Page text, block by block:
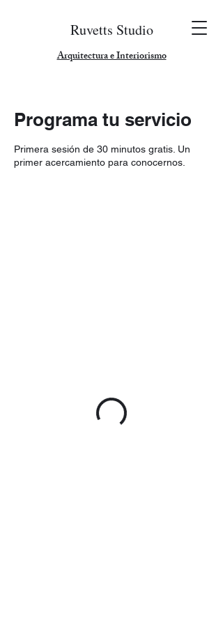
Ruvetts Studio
Arquitectura e Interiorismo
Programa tu servicio
Primera sesión de 30 minutos gratis. Un
primer acercamiento para conocernos.